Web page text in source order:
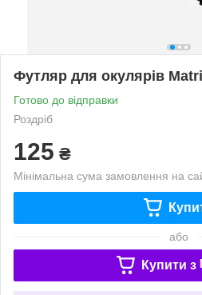
Футляр для окулярів
Готово до відправки
Роздріб
125 ₴
Мінімальна сума замовлення на
або
Купити з